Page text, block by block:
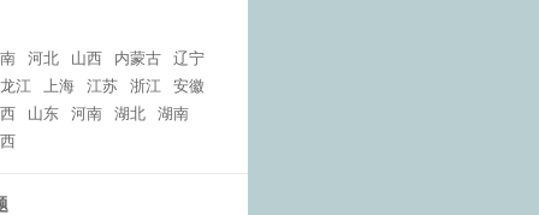
河北 山西 内蒙古
辽宁
江
上海 江苏 浙江
安徽
山东 河南 湖北
湖南